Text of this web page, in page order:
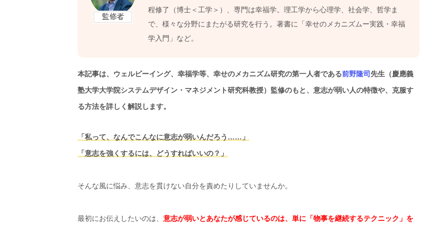
程修了（博士＜工学＞）、専門は幸福学。理工学から心理学、社会学、哲学ま
で、様々な分野にまたがる研究を行う。著書に「幸せのメカニズムー実践・幸福
学入門」など。
本記事は、ウェルビーイング、幸福学等、幸せのメカニズム研究の第一人者である前野隆司先生（慶應義
塾大学大学院システムデザイン・マネジメント研究科教授）監修のもと、意志が弱い人の特徴や、克服す
る方法を詳しく解説します。
「私って、なんでこんなに意志が弱いんだろう……」
「意志を強くするには、どうすればいいの？」
そんな風に悩み、意志を貫けない自分を責めたりしていませんか。
最初にお伝えしたいのは、 意志が弱いとあなたが感じているのは、単に「物事を継続するテクニック」を